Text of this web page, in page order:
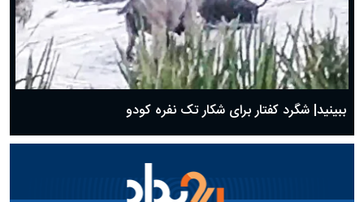
ببینید| شگرد کفتار برای شکار تک نفره کودو